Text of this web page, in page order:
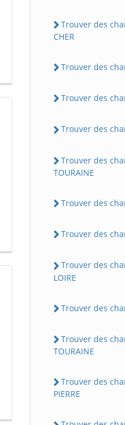
Trouver des
CHER
Trouver des
Trouver des
Trouver des
Trouver des
TOURAINE
Trouver des
Trouver des
Trouver des
LOIRE
Trouver des
Trouver des
TOURAINE
Trouver des
PIERRE